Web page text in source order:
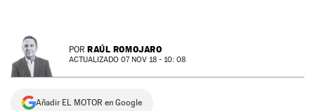
PREMIOS
SERVICIOS
POR RAÚL ROMOJARO
ACTUALIZADO 07 NOV 18 - 10: 08
Añadir EL MOTOR en Google